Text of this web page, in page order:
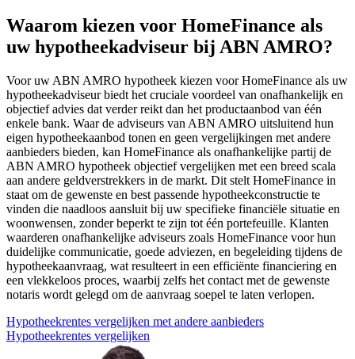
Waarom kiezen voor HomeFinance als
uw hypotheekadviseur bij ABN AMRO?
Voor uw ABN AMRO hypotheek kiezen voor HomeFinance als uw
hypotheekadviseur biedt het cruciale voordeel van onafhankelijk en
objectief advies dat verder reikt dan het productaanbod van één
enkele bank. Waar de adviseurs van ABN AMRO uitsluitend hun
eigen hypotheekaanbod tonen en geen vergelijkingen met andere
aanbieders bieden, kan HomeFinance als onafhankelijke partij de
ABN AMRO hypotheek objectief vergelijken met een breed scala
aan andere geldverstrekkers in de markt. Dit stelt HomeFinance in
staat om de gewenste en best passende hypotheekconstructie te
vinden die naadloos aansluit bij uw specifieke financiële situatie en
woonwensen, zonder beperkt te zijn tot één portefeuille. Klanten
waarderen onafhankelijke adviseurs zoals HomeFinance voor hun
duidelijke communicatie, goede adviezen, en begeleiding tijdens de
hypotheekaanvraag, wat resulteert in een efficiënte financiering en
een vlekkeloos proces, waarbij zelfs het contact met de gewenste
notaris wordt gelegd om de aanvraag soepel te laten verlopen.
Hypotheekrentes vergelijken met andere aanbieders
Hypotheekrentes vergelijken